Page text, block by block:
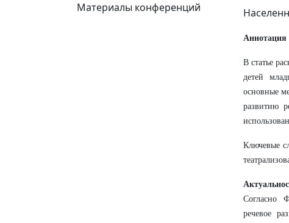
Материалы конференций
Аннотация
В статье
детей
основные
развитию
Ключевые
Согласно
речевое